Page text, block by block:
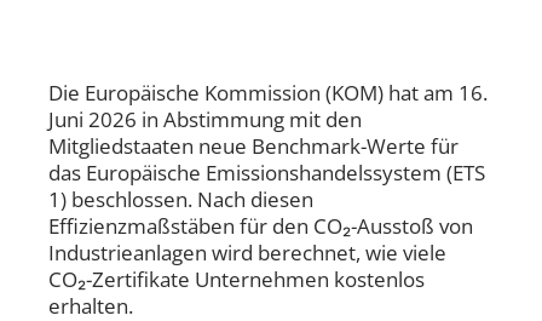
Die Europäische Kommission (KOM) hat am 16.
Juni 2026 in Abstimmung mit den
Mitgliedstaaten neue Benchmark-Werte für
das Europäische Emissionshandelssystem (ETS
1) beschlossen. Nach diesen
Effizienzmaßstäben für den CO₂-Ausstoß von
Industrieanlagen wird berechnet, wie viele
CO₂-Zertifikate Unternehmen kostenlos
erhalten.